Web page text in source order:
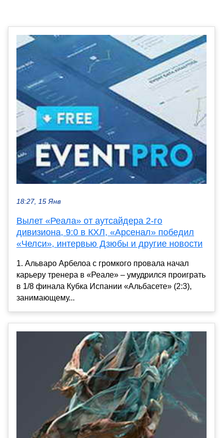
18:27, 15 Янв
Вылет «Реала» от аутсайдера 2-го
дивизиона, 9:0 в КХЛ, «Арсенал» победил
«Челси», интервью Дзюбы и другие новости
1. Альваро Арбелоа с громкого провала начал
карьеру тренера в «Реале» – умудрился проиграть
в 1/8 финала Кубка Испании «Альбасете» (2:3),
занимающему...